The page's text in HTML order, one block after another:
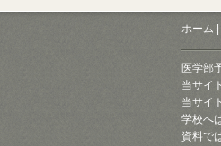
ホーム
医学部
当サイ
当サイ
学校へ
資料で